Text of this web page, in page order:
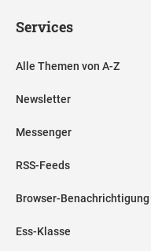
Services
Alle Themen von A-Z
Newsletter
Messenger
RSS-Feeds
Browser-Benachrichtigung
Ess-Klasse